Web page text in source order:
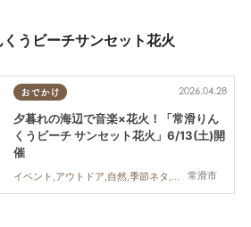
うビーチサンセット花火
おでかけ
常滑市
2026.04.28
夕暮れの海辺で音楽×花火！「常滑りん
くうビーチ サンセット花火」6/13(土)開
催
イベント,アウトドア,自然,季節ネタ,親子,夫婦,家族,カップル,友人,花火